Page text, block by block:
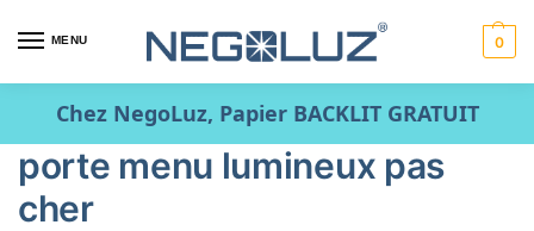
MENU 0
Chez NegoLuz, Papier BACKLIT GRATUIT
porte menu lumineux pas
cher